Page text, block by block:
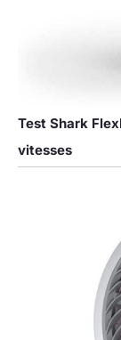
Test Shark
vitesses